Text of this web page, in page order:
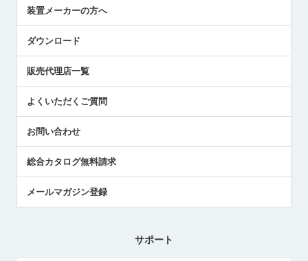
採用情報
国/地域/言語
エアマイクロセンサ製品
メトロールの技術
社員ブログ
中小企業のBCP地震対策
センサのテクニカルガイド
社長ブログ
装置メーカーの方へ
ダウンロード
販売代理店一覧
よくいただくご質問
お問い合わせ
総合カタログ無料請求
メールマガジン登録
サポート